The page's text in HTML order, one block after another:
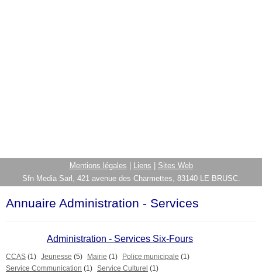
Mentions légales Liens
Sites Web
Sfn Media Sarl, 421 avenue des Charmettes, 83140 LE BRUSC.
Annuaire Administration - Services
Administration - Services Six-Fours
CCAS (1) Jeunesse (5) Mairie (1) Police municipale (1)
Service Communication (1) Service Culturel (1)